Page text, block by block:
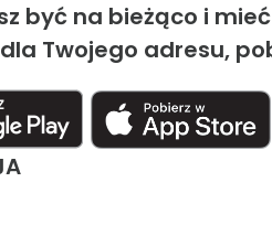
być na bieżąco i
Twojego adresu,